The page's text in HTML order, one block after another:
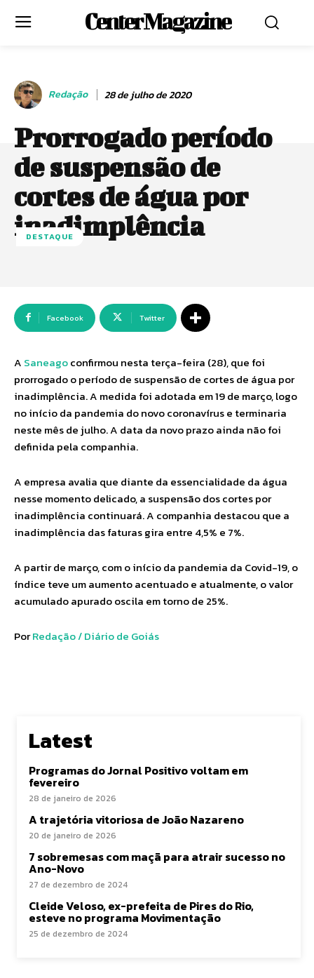
Center Magazine
Redação 28 de julho de 2020
Prorrogado período
de suspensão de
cortes de água por
inadimplência
DESTAQUE
Facebook Twitter
A Saneagoconfirmou nesta terça-feira (28), que foi
prorrogado o período de suspensão de cortes de água por
inadimplência. A medida foi adotada em 19 de março, logo
no início da pandemia do novo coronavírus e terminaria
neste mês de julho. A data da novo prazo ainda não foi
definida pela companhia.
A empresa avalia que diante da essencialidade da água
nesse momento delicado, a suspensão dos cortes por
inadimplência continuará. A companhia destacou que a
inadimplência das faturas gira entre 4,5% e 7%.
A partir de março, com o início da pandemia da Covid-19, o
índice teve um aumento acentuado e atualmente, o valor
acumulado apurado oscila em torno de 25%.
PorRedação / Diário de Goiás
Latest
Programas do Jornal Positivo voltam em
fevereiro
28 de janeiro de 2026
A trajetória vitoriosa de João Nazareno
20 de janeiro de 2026
7 sobremesas com maçã para atrair sucesso no
Ano-Novo
27 de dezembro de 2024
Cleide Veloso, ex-prefeita de Pires do Rio,
esteve no programa Movimentação
25 de dezembro de 2024